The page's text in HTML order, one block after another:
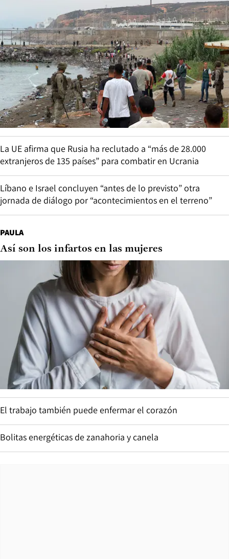
La UE afirma que Rusia ha reclutado a “más de 28.000
extranjeros de 135 países” para combatir en Ucrania
Líbano e Israel concluyen “antes de lo previsto” otra
jornada de diálogo por “acontecimientos en el terreno”
PAULA
Así son los infartos en las mujeres
El trabajo también puede enfermar el corazón
Bolitas energéticas de zanahoria y canela